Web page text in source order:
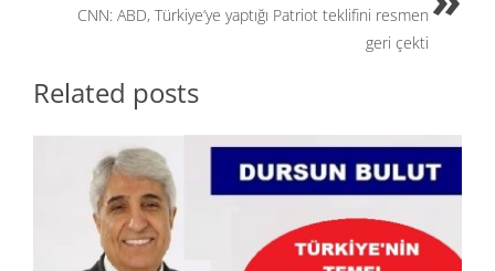
CNN: ABD, Türkiye’ye yaptığı Patriot teklifini resmen
geri çekti
Related posts